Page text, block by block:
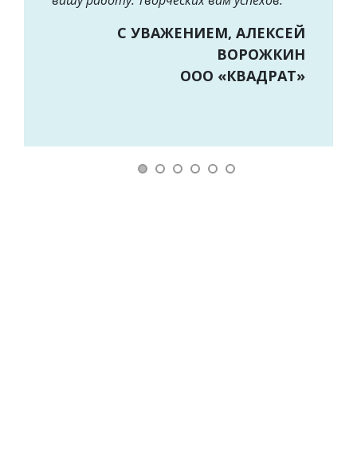
С УВАЖЕНИЕМ, АЛЕКСЕЙ
ВОРОЖКИН
ООО «КВАДРАТ»